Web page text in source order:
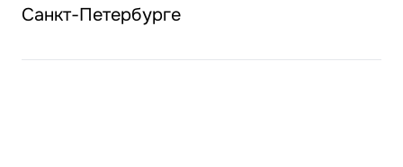
Санкт-Петербурге